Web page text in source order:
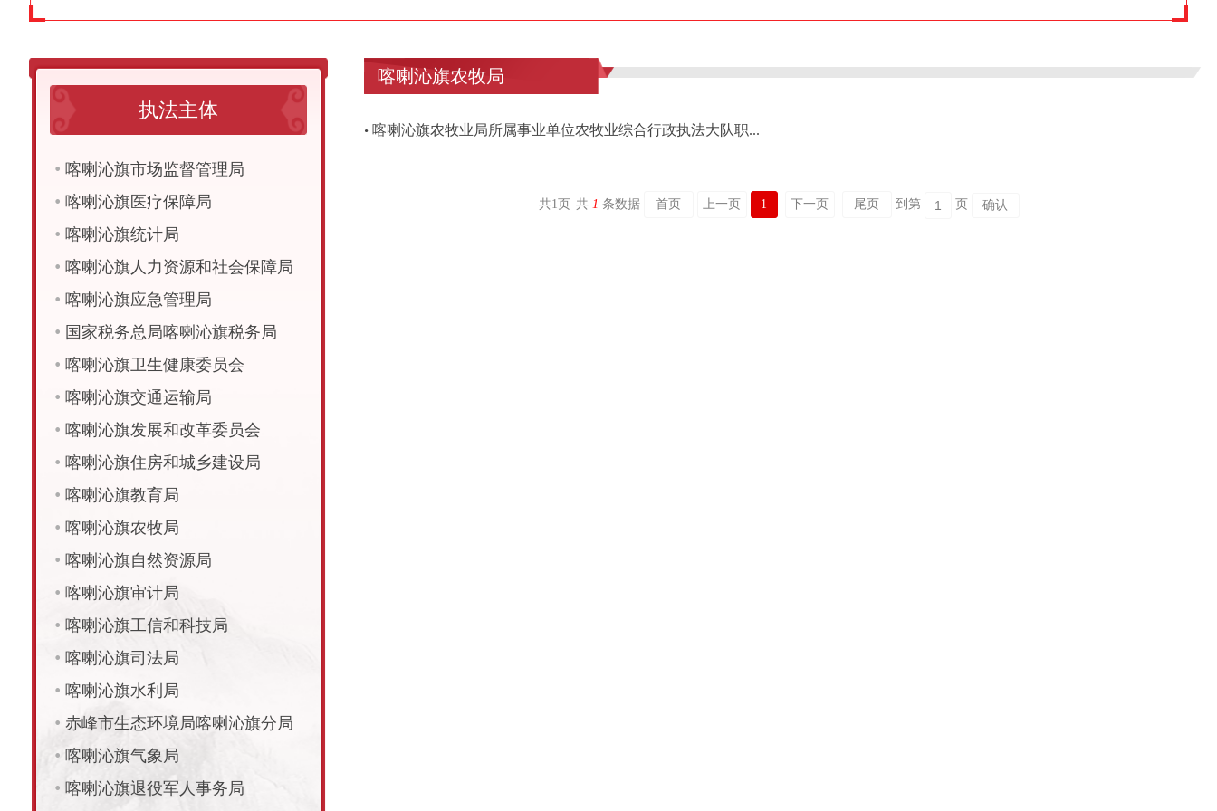
执法主体
• 喀喇沁旗市场监督管理局
• 喀喇沁旗医疗保障局
• 喀喇沁旗统计局
• 喀喇沁旗人力资源和社会保障局
• 喀喇沁旗应急管理局
• 国家税务总局喀喇沁旗税务局
• 喀喇沁旗卫生健康委员会
• 喀喇沁旗交通运输局
• 喀喇沁旗发展和改革委员会
• 喀喇沁旗住房和城乡建设局
• 喀喇沁旗教育局
• 喀喇沁旗农牧局
• 喀喇沁旗自然资源局
• 喀喇沁旗审计局
• 喀喇沁旗工信和科技局
• 喀喇沁旗司法局
• 喀喇沁旗水利局
• 赤峰市生态环境局喀喇沁旗分局
• 喀喇沁旗气象局
• 喀喇沁旗退役军人事务局
喀喇沁旗农牧局
• 喀喇沁旗农牧业局所属事业单位农牧业综合行政执法大队职...
共1 页 共 1 条数据 首页 上一页 1 下一页 尾页 到第 页